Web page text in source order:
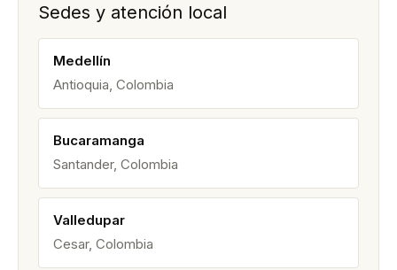
Sedes y atención local
Medellín
Antioquia, Colombia
Bucaramanga
Santander, Colombia
Valledupar
Cesar, Colombia